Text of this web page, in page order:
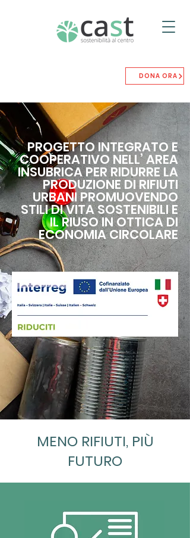
DONA ORA
PROGETTO INTEGRATO E
COOPERATIVO NELL’ AREA
INSUBRICA PER RIDURRE LA
PRODUZIONE DI RIFIUTI
URBANI PROMUOVENDO
STILI DI VITA SOSTENIBILI E
IL RIUSO IN OTTICA DI
ECONOMIA CIRCOLARE
MENO RIFIUTI, PIÙ
FUTURO